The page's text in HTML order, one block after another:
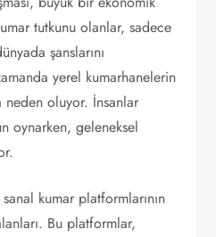
tutkunu olanlar, sadece
şanslarını
yerel kumarhanelerin
oluyor. İnsanlar
oynarken, geleneksel
kumar platformlarının
Bu platformlar,